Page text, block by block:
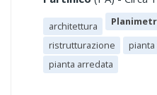
architettura
ristrutturazione
pianta
pianta arredata